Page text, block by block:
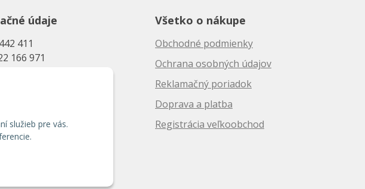
služieb pre vás.
údaje
411
166 971
spojenie:
Bank, a. s.
Všetko o nákupe
Obchodné podmienky
Ochrana osobných údajov
Reklamačný poriadok
Doprava a platba
Registrácia veľkoobchod